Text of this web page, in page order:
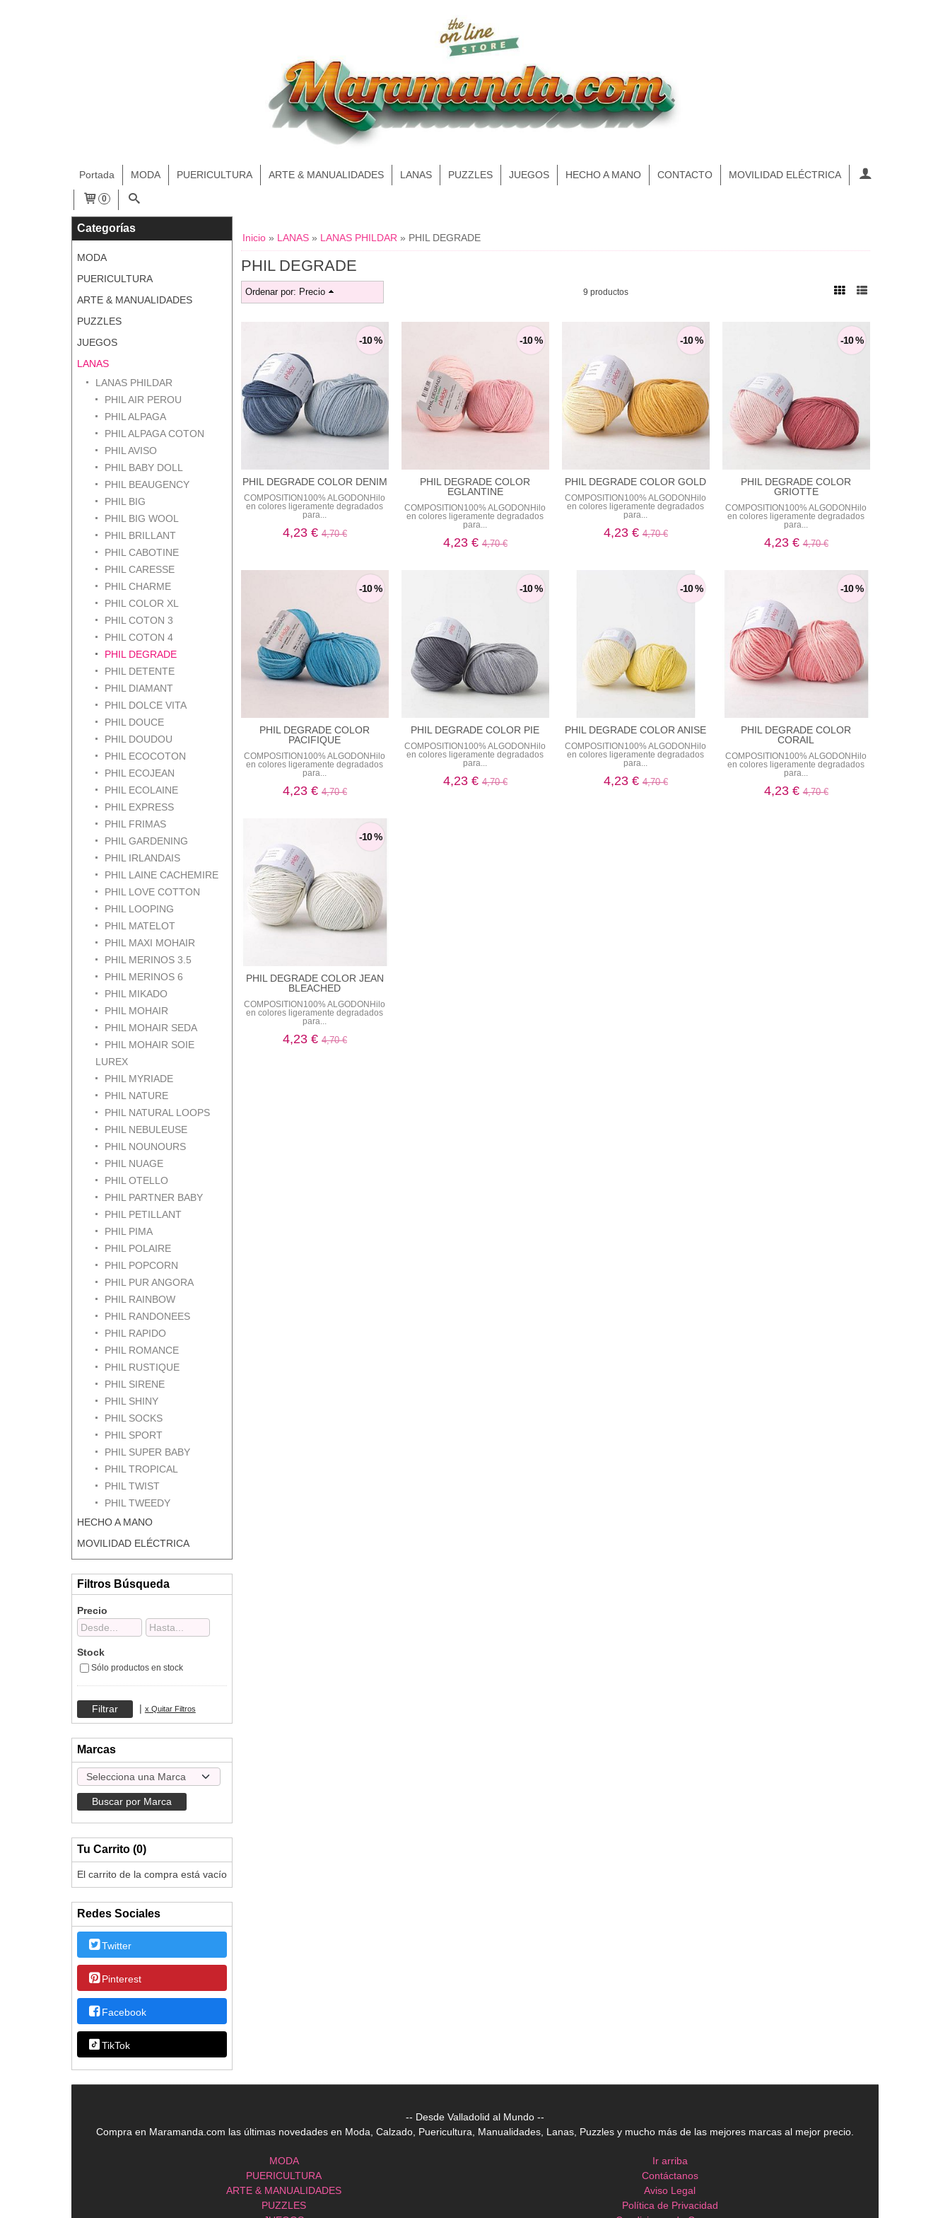
Portada MODA PUERICULTURA ARTE & MANUALIDADES LANAS PUZZLES JUEGOS HECHO A MANO CONTACTO MOVILIDAD ELÉCTRICA
0
Categorías
MODA
PUERICULTURA
ARTE & MANUALIDADES
PUZZLES
JUEGOS
LANAS
LANAS PHILDAR
PHIL AIR PEROU
PHIL ALPAGA
PHIL ALPAGA COTON
PHIL AVISO
PHIL BABY DOLL
PHIL BEAUGENCY
PHIL BIG
PHIL BIG WOOL
PHIL BRILLANT
PHIL CABOTINE
PHIL CARESSE
PHIL CHARME
PHIL COLOR XL
PHIL COTON 3
PHIL COTON 4
PHIL DEGRADE
PHIL DETENTE
PHIL DIAMANT
PHIL DOLCE VITA
PHIL DOUCE
PHIL DOUDOU
PHIL ECOCOTON
PHIL ECOJEAN
PHIL ECOLAINE
PHIL EXPRESS
PHIL FRIMAS
PHIL GARDENING
PHIL IRLANDAIS
PHIL LAINE CACHEMIRE
PHIL LOVE COTTON
PHIL LOOPING
PHIL MATELOT
PHIL MAXI MOHAIR
PHIL MERINOS 3.5
PHIL MERINOS 6
PHIL MIKADO
PHIL MOHAIR
PHIL MOHAIR SEDA
PHIL MOHAIR SOIE
LUREX
PHIL MYRIADE
PHIL NATURE
PHIL NATURAL LOOPS
PHIL NEBULEUSE
PHIL NOUNOURS
PHIL NUAGE
PHIL OTELLO
PHIL PARTNER BABY
PHIL PETILLANT
PHIL PIMA
PHIL POLAIRE
PHIL POPCORN
PHIL PUR ANGORA
PHIL RAINBOW
PHIL RANDONEES
PHIL RAPIDO
PHIL ROMANCE
PHIL RUSTIQUE
PHIL SIRENE
PHIL SHINY
PHIL SOCKS
PHIL SPORT
PHIL SUPER BABY
PHIL TROPICAL
PHIL TWIST
PHIL TWEEDY
HECHO A MANO
MOVILIDAD ELÉCTRICA
Filtros Búsqueda
Precio
Stock
Sólo productos en stock
| x Quitar Filtros
Marcas
Tu Carrito (0)
El carrito de la compra está vacío
Redes Sociales
Twitter
Pinterest
Facebook
TikTok
Inicio» LANAS» LANAS PHILDAR » PHIL DEGRADE
PHIL DEGRADE
Ordenar por: Precio 9 productos
-10 %
PHIL DEGRADE COLOR DENIM
COMPOSITION100% ALGODONHilo
en colores ligeramente degradados
para...
4,23 € 4,70 €
-10 %
PHIL DEGRADE COLOR
EGLANTINE
COMPOSITION100% ALGODONHilo
en colores ligeramente degradados
para...
4,23 €4,70 €
-10 %
PHIL DEGRADE COLOR GOLD
COMPOSITION100% ALGODONHilo
en colores ligeramente degradados
para...
4,23 €4,70 €
-10 %
PHIL DEGRADE COLOR
GRIOTTE
COMPOSITION100% ALGODONHilo
en colores ligeramente degradados
para...
4,23 €4,70 €
-10 %
PHIL DEGRADE COLOR
PACIFIQUE
COMPOSITION100% ALGODONHilo
en colores ligeramente degradados
para...
4,23 € 4,70 €
-10 %
PHIL DEGRADE COLOR PIE
COMPOSITION100% ALGODONHilo
en colores ligeramente degradados
para...
4,23 €4,70 €
-10 %
PHIL DEGRADE COLOR ANISE
COMPOSITION100% ALGODONHilo
en colores ligeramente degradados
para...
4,23 €4,70 €
-10 %
PHIL DEGRADE COLOR
CORAIL
COMPOSITION100% ALGODONHilo
en colores ligeramente degradados
para...
4,23 €4,70 €
-10 %
PHIL DEGRADE COLOR JEAN
BLEACHED
COMPOSITION100% ALGODONHilo
en colores ligeramente degradados
para...
4,23 € 4,70 €
-- Desde Valladolid al Mundo --
Compra en Maramanda.com las últimas novedades en Moda, Calzado, Puericultura, Manualidades, Lanas, Puzzles y mucho más de las mejores marcas al mejor precio.
MODA
PUERICULTURA
ARTE & MANUALIDADES
PUZZLES
Ir arriba
Contáctanos
Aviso Legal
Política de Privacidad